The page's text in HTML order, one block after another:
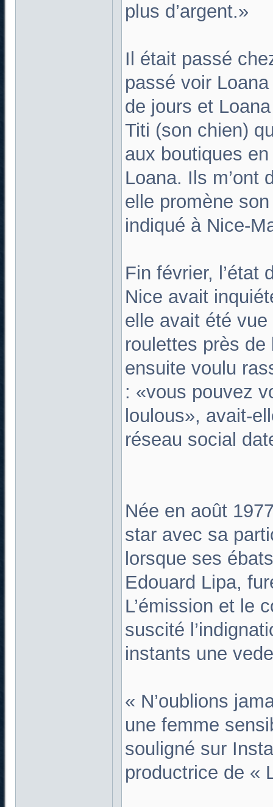
plus d’argent.»
Il était passé
passé voir
de jours et
Titi (son chien)
aux boutiques
Loana. Ils m’ont
elle promène
indiqué à Nice-
Fin février, l’état
Nice avait
elle avait été
roulettes près
ensuite voulu
: «vous pouvez
loulous», avait-
réseau social
Née en août
star avec sa
lorsque ses
Edouard Lipa,
L’émission et le
suscité
instants une
« N’oublions
une femme
souligné sur
productrice de «